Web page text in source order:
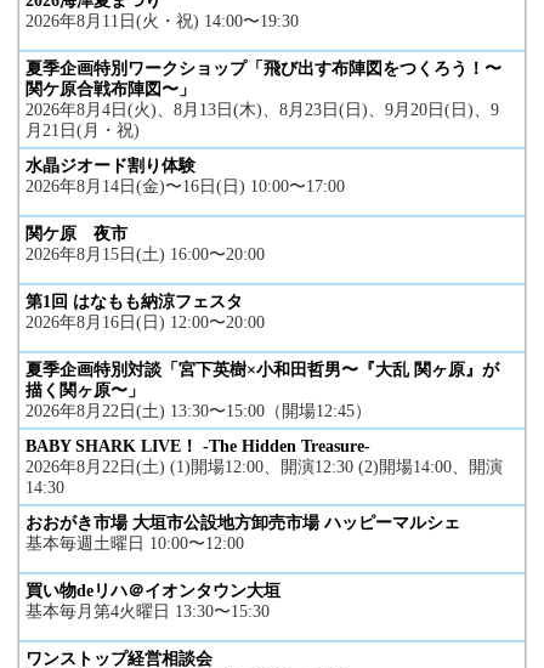
2026年8月11日(火・祝) 14:00〜19:30
夏季企画特別ワークショップ「飛び出す布陣図をつくろう！〜
関ケ原合戦布陣図〜」
2026年8月4日(火)、8月13日(木)、8月23日(日)、9月20日(日)、9
月21日(月・祝)
水晶ジオード割り体験
2026年8月14日(金)〜16日(日) 10:00〜17:00
関ケ原 夜市
2026年8月15日(土) 16:00〜20:00
第1回 はなもも納涼フェスタ
2026年8月16日(日) 12:00〜20:00
夏季企画特別対談「宮下英樹×小和田哲男〜『大乱 関ヶ原』が
描く関ヶ原〜」
2026年8月22日(土) 13:30〜15:00（開場12:45）
BABY SHARK LIVE！ -The Hidden Treasure-
2026年8月22日(土) (1)開場12:00、開演12:30 (2)開場14:00、開演
14:30
おおがき市場 大垣市公設地方卸売市場 ハッピーマルシェ
基本毎週土曜日 10:00〜12:00
買い物deリハ＠イオンタウン大垣
基本毎月第4火曜日 13:30〜15:30
ワンストップ経営相談会